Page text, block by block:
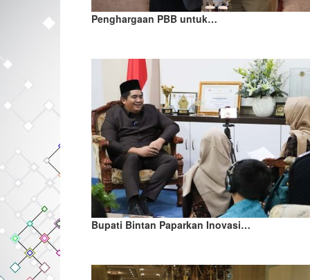
Penghargaan PBB untuk…
Bupati Bintan Paparkan Inovasi…